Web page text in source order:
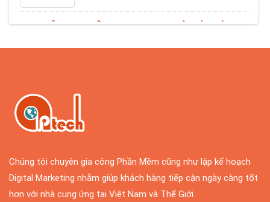
CHUYÊN GIA NHẬT: GIAI ĐOẠN NGƯỜI BÁN HÀNG
TRÊN FACEBOOK NHƯ Ở VIỆT NAM SẮP HẾT THỜI
Nhìn vào trào lưu buôn bán trên mạng xã
CHÀO MỪNG NGÀY LỄ ĐẶC BIỆT DÀNH RIÊNG CHO
CÁC NHÀ QUẢN TRỊ HỆ THỐNG
trong năm, chẳng...
Chúng tôi chuyên gia công Phần Mềm cũng như lập kế hoạch
Digital Marketing nhằm giúp khách hàng tiếp cận ngày càng tốt
hơn với nhà cung ứng tại Việt Nam và Thế Giới